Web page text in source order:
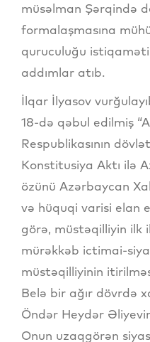
müsəlman Şərqində
formalaşmasına
quruculuğu
addımlar atıb.
İlqar İlyasov
18-də qəbul edilmiş
Respublikasının
Konstitusiya Aktı ilə
özünü Azərbaycan
və hüquqi varisi elan
görə, müstəqilliyin ilk
mürəkkəb ictimai-
müstəqilliyinin
Belə bir ağır dövrdə
Öndər Heydər
Onun uzaqgörən